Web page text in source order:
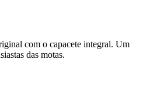
com o capacete integral. Um
das motas.